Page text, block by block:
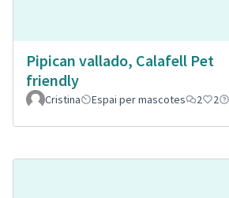
Pipican vallado, Calafell Pet
friendly
Cristina
Espai per mascotes 2 2